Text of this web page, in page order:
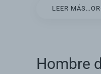
LEER
Hombre